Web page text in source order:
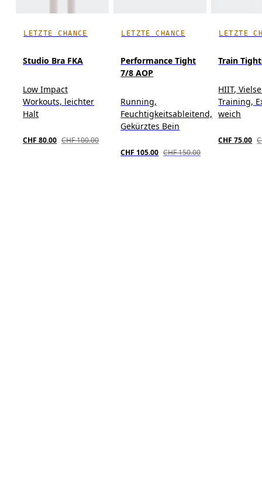
LETZTE CHANCE
Studio Bra FKA
Low Impact
Workouts, leichter
Halt
CHF 80.00 CHF 100.00
LETZTE CHANCE
Performance Tight
7/8 AOP
Running,
Feuchtigkeitsableitend,
Gekürztes Bein
CHF 105.00 CHF 150.00
LETZTE
Train
HIIT,
Training,
weich
CHF 75.00